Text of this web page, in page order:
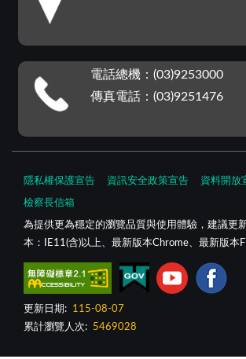
電話總機：(03)9253000
傳真電話：(03)9251476
隱私權保護宣告 資訊安全政策宣告 資料開放
檢察長信箱
為提供更為穩定的瀏覽品質與使用體驗，建議更
本：IE11(含)以上、最新版本Chrome、最新版本
更新日期:
115-08-07
累計瀏覽人次:
5469028